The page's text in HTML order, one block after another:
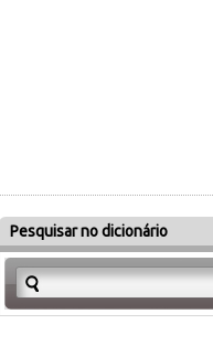
Pesquisar no dicionário